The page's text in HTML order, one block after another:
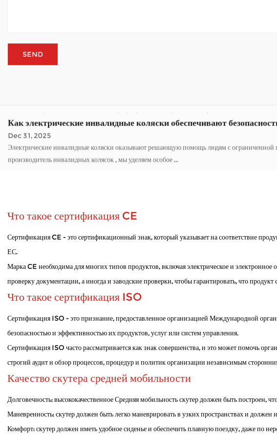
Электрические инвалидные коляски изменили то, как много людей передвигаются в течение дня. Как Оптовый производитель инвалидных колясок Компании, специализирующиеся на мобильных решениях, предлагают способы
навещать друзей или просто наслаждаться временем на све...
Как электрические инвалидные коляски обеспечивают
Dec 31, 2025
Электрические инвалидные коляски оказывают решающую помощь людям с ограниченной
производитель инвалидных колясок , мы уделяем особое ...
Как мобильный самокат справляется с погодными условиями на
Jan 02, 2026
Как электрические инвалидные коляски обеспечивают
Dec 31, 2025
Электрические инвалидные коляски оказывают решающую помощь людям с ограниченной
Что такое сертификация CE
Сертификация CE - это сертификационный знак, который указывает на соответствие
ЕС.
Марка CE необходима для многих типов продуктов, включая электрическое и
проверку документации, а иногда и заводские проверки, чтобы гарантировать, что
Что такое сертификация ISO
Сертификация ISO - это признание, предоставленное организацией Международной
безопасностью и эффективностью их продуктов, услуг или систем управления.
Сертификация ISO часто рассматривается как знак совершенства, и это может помочь
строгий аудит и обзор процессов, процедур и политик организации независимым
Качество скутера средней мобильности
Долговечность: высококачественноеСредняя мобильность скутер должен быть построен,
Маневренность: скутер должен быть легко маневрировать в узких пространствах и должен
Комфорт: скутер должен иметь удобное сиденье и обеспечить плавную поездку, даже по